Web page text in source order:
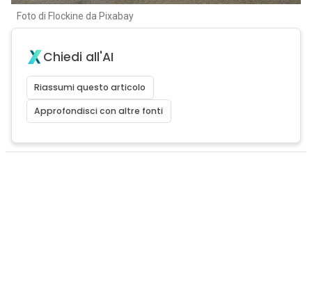
Foto di Flockine da Pixabay
Chiedi all'AI
Riassumi questo articolo
Approfondisci con altre fonti